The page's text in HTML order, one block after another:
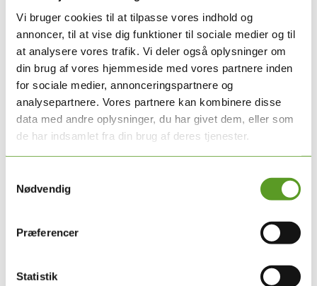
Vi bruger cookies til at tilpasse vores indhold og
annoncer, til at vise dig funktioner til sociale medier og til
at analysere vores trafik. Vi deler også oplysninger om
din brug af vores hjemmeside med vores partnere inden
for sociale medier, annonceringspartnere og
analysepartnere. Vores partnere kan kombinere disse
data med andre oplysninger, du har givet dem, eller som
de har indsamlet fra din brug af deres tjenester.
Nødvendig
Præferencer
Statistik
Abigail Sheldrick-Michel, overlæge, voksen, Region Syd
Niels Bilenberg, professor, BU, Region Syd
Martin Gøtzsche, psykolog, BU, Region Sjælland
Inge Marie Plauborg Nielsen, specialpsykolog, BU, Region
Syd
Thea Reinholdt, specialpsykolog, voksen, Region Midt
Ane Knüppel, specialpsykolog, voksen, Region Nord
Dorte Vestager, praktiserende speciallæge, BU
Toke Lenskjold, speciallæge, Region Sjælland
Ejnar Bundgaard Larsen, praktiserende speciallæge, DPBO
Maria Larsen, specialpsykolog, Region Hovedstaden (frem til